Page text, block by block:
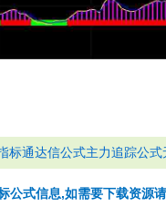
标通达信公式主力追踪公
公式信息,如需要下载资源